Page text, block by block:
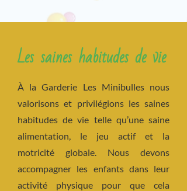
Les saines habitudes de vie
À la Garderie Les Minibulles nous
valorisons et privilégions les saines
habitudes de vie telle qu’une saine
alimentation, le jeu actif et la
motricité globale. Nous devons
accompagner les enfants dans leur
activité physique pour que cela